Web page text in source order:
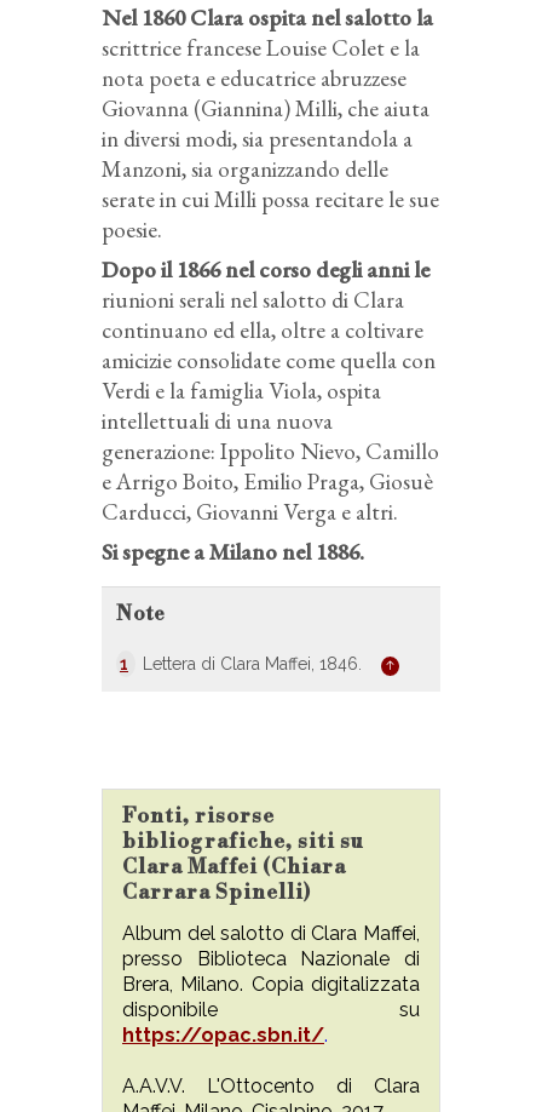
Nel 1860 Clara ospita nel salotto la
scrittrice francese Louise Colet e la
nota poeta e educatrice abruzzese
Giovanna (Giannina) Milli, che aiuta
in diversi modi, sia presentandola a
Manzoni, sia organizzando delle
serate in cui Milli possa recitare le sue
poesie.
Dopo il 1866 nel corso degli anni le
riunioni serali nel salotto di Clara
continuano ed ella, oltre a coltivare
amicizie consolidate come quella con
Verdi e la famiglia Viola, ospita
intellettuali di una nuova
generazione: Ippolito Nievo, Camillo
e Arrigo Boito, Emilio Praga, Giosuè
Carducci, Giovanni Verga e altri.
Si spegne a Milano nel 1886.
Note
1 Lettera di Clara Maffei, 1846.
Fonti, risorse
bibliografiche, siti su
Clara Maffei (Chiara
Carrara Spinelli)
Album del salotto di Clara Maffei,
presso Biblioteca Nazionale di
Brera, Milano. Copia digitalizzata
disponibile su
https://opac.sbn.it/.
A.A.V.V. L'Ottocento di Clara